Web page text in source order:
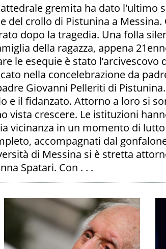
gremita ha dato l'ultimo
del crollo di Pistunina a
dopo la tragedia. Una folla
della ragazza, appena
le esequie è stato
nella concelebrazione da
Giovanni Pelleriti di
e il fidanzato. Attorno a loro si
vista crescere. Le istituzioni
vicinanza in un momento di
accompagnati dal
di Messina si è stretta
Spatari. Con . . .